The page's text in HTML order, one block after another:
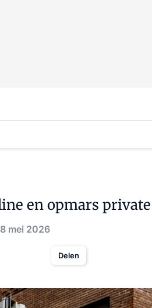
en opmars
mei 2026
Delen